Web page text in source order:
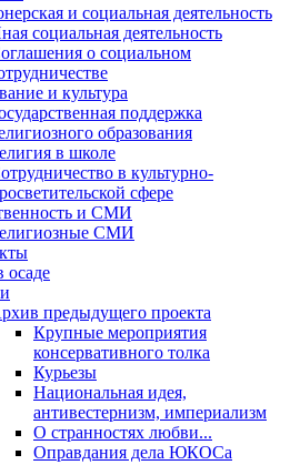
и социальная деятельность
социальная деятельность
о социальном
и культура
поддержка
образования
в школе
в культурно-
сфере
и СМИ
СМИ
осаде
предыдущего проекта
Крупные мероприятия
консервативного толка
Курьезы
Национальная идея,
антивестернизм, империализм
О странностях любви...
Оправдания дела ЮКОСа